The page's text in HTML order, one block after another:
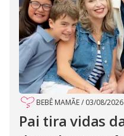
BEBÊ MAMÃE/ 03/08/2026
Pai tira vidas